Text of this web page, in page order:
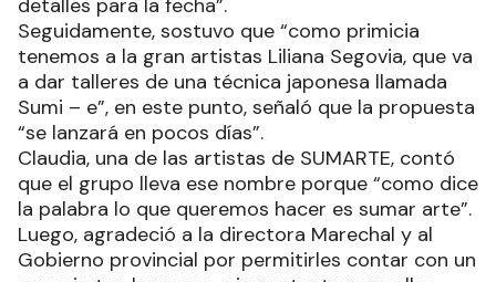
detalles para la fecha”.
Seguidamente, sostuvo que “como primicia
tenemos a la gran artistas Liliana Segovia, que va
a dar talleres de una técnica japonesa llamada
Sumi – e”, en este punto, señaló que la propuesta
“se lanzará en pocos días”.
Claudia, una de las artistas de SUMARTE, contó
que el grupo lleva ese nombre porque “como dice
la palabra lo que queremos hacer es sumar arte”.
Luego, agradeció a la directora Marechal y al
Gobierno provincial por permitirles contar con un